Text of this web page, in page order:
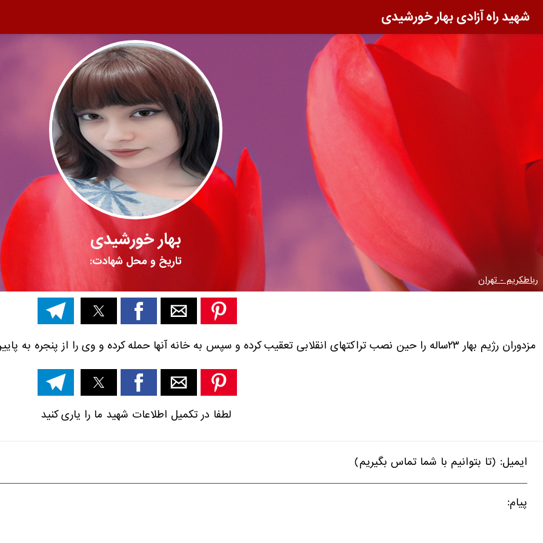
شهید راه آزادی بهار خورشیدی
بهار خورشیدی
تاریخ و محل شهادت:
رباطکریم - تهران
مزدوران رژیم بهار ۲۳ساله را حین نصب تراکتهای انقلابی تعقیب کرده و سپس به خانه آنها حمله کرده و وی را از پنجره به پایین پرت می‌کنند که باعث شهادت وی می‌شود.
لطفا در تکمیل اطلاعات شهید ما را یاری کنید
ایمیل: (تا بتوانیم با شما تماس بگیریم)
پیام: